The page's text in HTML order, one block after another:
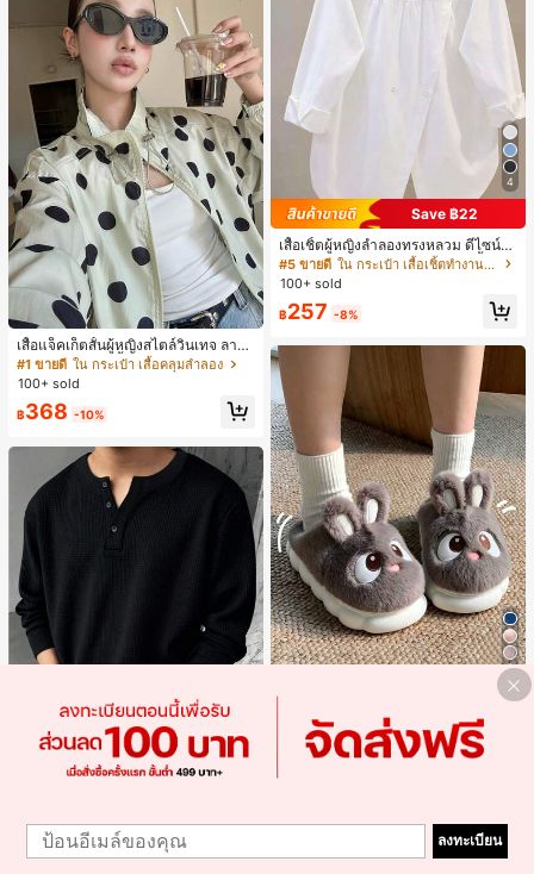
เสื้อแจ็คเก็ตสั้นผู้หญิงสไตล์วินเทจ ลายจุ
ดขนาดใหญ่ คอตั้ง เอวเข้ารูป แขนพอง
ทรงหลวม แฟชั่นอเนกประสงค์ สำหรับใ
#1 ขายดี ใน กระเป๋า เสื้อคลุมลำลอง
100+ sold
฿368 -10%
Save ฿14
Blueprint Man เสื้อยืดผู้ชาย 1 ชิ้น คอเ
ฮนลีย์ ผ้าถักลายวาฟเฟิล คอวีเล็ก ทรงห
ลวม บาง ระบายอากาศได้ดี ใส่สบาย มี
#1 ขายดี ใน มีรอยบาก เสื้อยืดผู้ชาย
4
Save ฿22
เสื้อเชิ้ตผู้หญิงลำลองทรงหลวม ดีไซน์ผ่
าหลัง คอปกพับ แขนยาว ผ้าทอสีพื้น กร
ะเป๋าผ่าหน้าติดกระดุม สไตล์เรียบหรูสำ
บไม้ผลิ/ใบไม้ร่วง สีขาว ลุคสมาร์ทแคช
#5 ขายดี
ใน กระเป๋า เสื้อเชิ้ตทำงานมีกระเป๋า
100+ sold
฿257 -8%
5
1 คู่ รองเท้าแตะผ้ากำมะหยี่รูปกระต่าย
สำหรับผู้หญิง, อบอุ่นและสบาย, เหมาะ
สำหรับใส่ลำลองในฤดูใบไม้ร่วง/ฤดูหน
าว, รองเท้าบ้านผู้หญิงหรูหราใหม่, ส้นเ
ญวันแม่, สวน, ของตกแต่งห้องครัว, ฤดู
ร้อน, ชายหาด, ของใช้จำเป็นสำหรับกา
#3 ได้รับคะแนนสูงสุด ใน รองเท้าแตะใส่ในบ้าน
19
1
ลงทะเบียน